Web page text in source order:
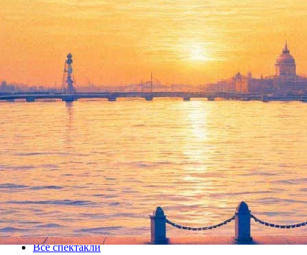
Дж. Россини. Комическая
опера «Итальянка в Алжире»
27 апреля 2013, суббота,19.00
Версия для печати
Все спектакли